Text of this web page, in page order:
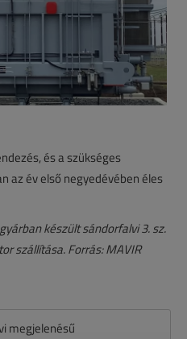
és a szükséges
az év első negyedévében éles
készült sándorfalvi 3. sz.
szállítása. Forrás: MAVIR
megjelenésű